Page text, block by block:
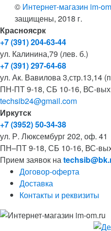
© Интернет-магазин im-
защищены, 2018 г.
Красноясрк
+7 (391) 204-63-44
ул. Калинина,79 (лев. б.)
+7 (391) 297-64-68
ул. Ак. Вавилова 3,стр.13,14
ПН-ПТ 9-18, СБ 10-16, ВС-
techsib24@gmail.com
Иркутск
+7 (3952) 50-34-38
ул. Р. Люксембург 202, оф. 41
ПН–ПТ 9-18, СБ 10-16, ВС-
Прием заявок на
Договор-оферта
Доставка
Контакты и реквизиты